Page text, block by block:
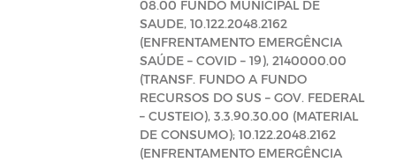
08.00 FUNDO MUNICIPAL DE
SAUDE, 10.122.2048.2162
(ENFRENTAMENTO EMERGÊNCIA
SAÚDE – COVID – 19), 2140000.00
(TRANSF. FUNDO A FUNDO
RECURSOS DO SUS – GOV. FEDERAL
– CUSTEIO), 3.3.90.30.00 (MATERIAL
DE CONSUMO); 10.122.2048.2162
(ENFRENTAMENTO EMERGÊNCIA